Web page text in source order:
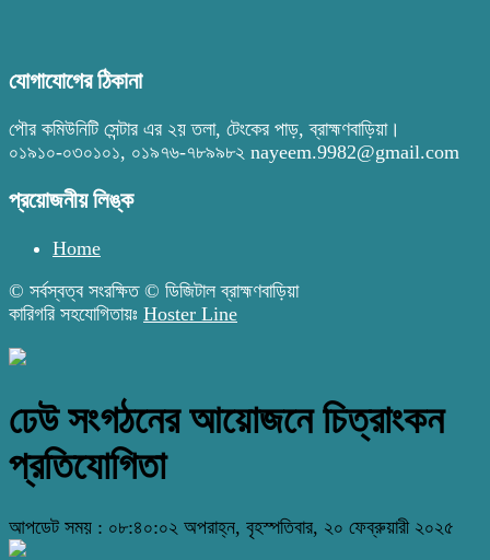
যোগাযোগের ঠিকানা
পৌর কমিউনিটি সেন্টার এর ২য় তলা, টেংকের পাড়, ব্রাহ্মণবাড়িয়া।
০১৯১০-০৩০১০১, ০১৯৭৬-৭৮৯৯৮২ nayeem.9982@gmail.com
প্রয়োজনীয় লিঙ্ক
Home
© সর্বস্বত্ব সংরক্ষিত © ডিজিটাল ব্রাহ্মণবাড়িয়া
কারিগরি সহযোগিতায়ঃ Hoster Line
ঢেউ সংগঠনের আয়োজনে চিত্রাংকন
প্রতিযোগিতা
আপডেট সময় : ০৮:৪০:০২ অপরাহ্ন, বৃহস্পতিবার, ২০ ফেব্রুয়ারী ২০২৫